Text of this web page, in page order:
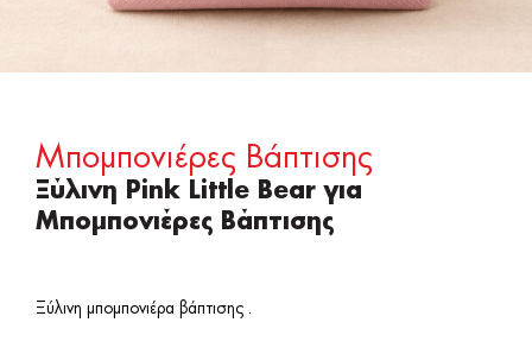
Μπομπονιέρες Βάπτισης
Ξύλινη Pink Little Bear για
Μπομπονιέρες Βάπτισης
Ξύλινη μπομπονιέρα βάπτισης .